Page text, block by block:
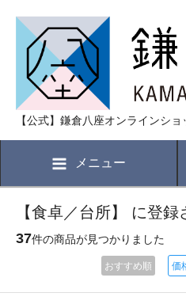
【公式】鎌倉八座オンラインショ
メニュー
【食卓／台所】 に登
37件の商品が見つかりました
おすすめ順 価